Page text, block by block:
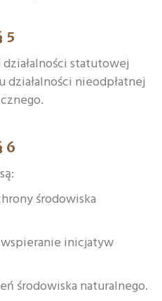
5
statutowej
działalności nieodpłatnej
6
środowiska
inicjatyw
środowiska naturalnego.